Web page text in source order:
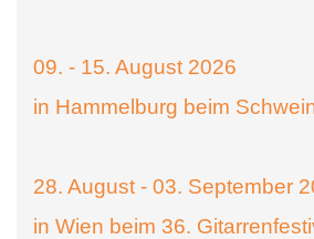
09. - 15. August 2026
in Hammelburg beim
28. August - 03. September
in Wien beim 36.